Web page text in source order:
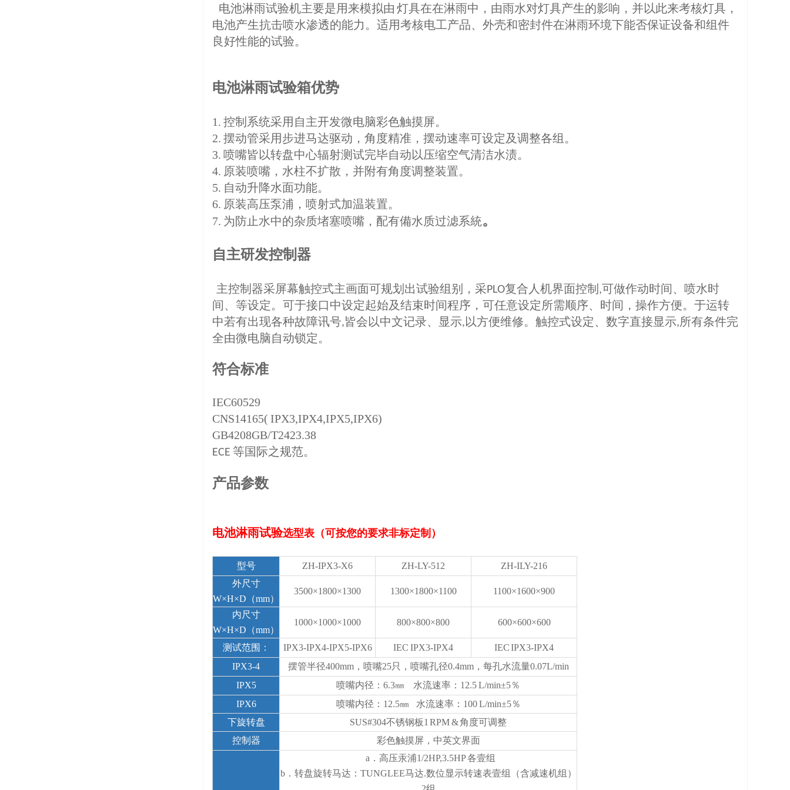
电池淋雨试验机主要是用来模拟由 灯具在在淋雨中，由雨水对灯具产生的影响，并以此来考核灯具，
电池产生抗击喷水渗透的能力。适用考核电工产品、外壳和密封件在淋雨环境下能否保证设备和组件
良好性能的试验。
电池淋雨试验箱优势
1. 控制系统采用自主开发微电脑彩色触摸屏。
2. 摆动管采用步进马达驱动，角度精准，摆动速率可设定及调整各组。
3. 喷嘴皆以转盘中心辐射测试完毕自动以压缩空气清洁水渍。
4. 原装喷嘴，水柱不扩散，并附有角度调整装置。
5. 自动升降水面功能。
6. 原装高压泵浦，喷射式加温装置。
7. 为防止水中的杂质堵塞喷嘴，配有備水质过滤系統。
自主研发控制器
主控制器采屏幕触控式主画面可规划出试验组别，采PLO复合人机界面控制 ,可做作动时间、喷水时
间、等设定。可于接口中设定起始及结束时间程序，可任意设定所需顺序、时间，操作方便。于运转
中若有出现各种故障讯号,皆会以中文记录、显示, 以方便维修。触控式设定、数字直接显示,所有条件完
全由微电脑自动锁定。
符合标准
IEC60529
CNS14165( IPX3,IPX4,IPX5,IPX6)
GB4208GB/T2423.38
ECE 等国际之规范。
产品参数
电池淋雨试验选型表（可按您的要求非标定制）
型号 ZH-IPX3-X6 ZH-LY-512
ZH-ILY-216
外尺寸
W×H×D（mm）
3500×1800×1300 1300×1800×1100 1100×1600×900
内尺寸
W×H×D（mm）
1000×1000×1000 800×800×800 600×600×600
测试范围： IPX3-IPX4-IPX5-IPX6 IEC IPX3-IPX4
IEC IPX3-IPX4
IPX3-4
摆管半径400mm，喷嘴25只，喷嘴孔径0.4mm，每孔水流量0.07L/min
IPX5
喷嘴内径：6.3㎜ 水流速率：12.5 L/min±5％
IPX6
喷嘴内径： 12.5㎜ 水流速率：100 L/min±5％
下旋转盘
SUS#304不锈钢板1 RPM & 角度可调整
控制器
彩色触摸屏，中英文界面
a．高压汞浦1/2HP,3.5HP 各壹组
b．转盘旋转马达：TUNGLEE马达.数位显示转速表壹组（含减速机组）